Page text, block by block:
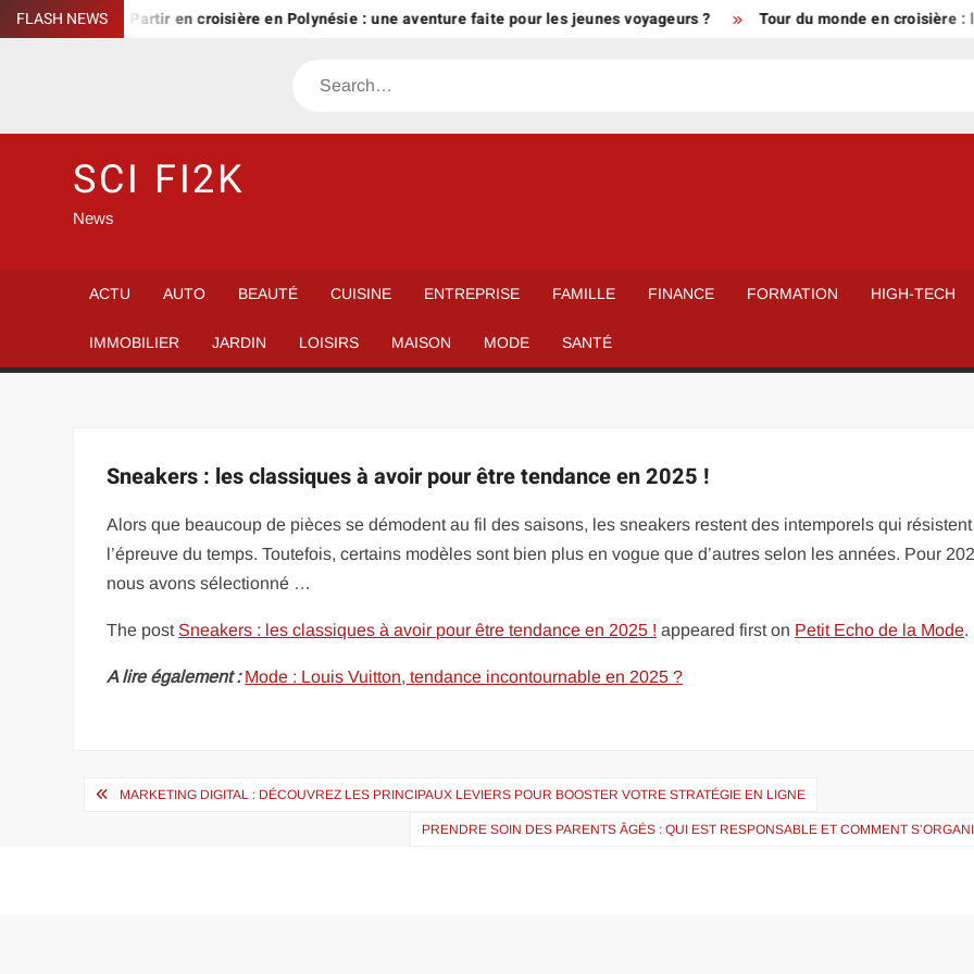
Skip
to
FLASH NEWS
? Partir en croisière en Polynésie : une aventure faite pour les jeunes voyageurs ? Tour du monde en croisière :
Search
SCI FI2K
News
ACTU AUTO BEAUTÉ CUISINE ENTREPRISE FAMILLE FINANCE FORMATION HIGH-TECH
IMMOBILIER JARDIN LOISIRS MAISON MODE SANTÉ
Sneakers : les classiques à avoir pour être tendance en 2025 !
Alors que beaucoup de pièces se démodent au fil des saisons, les sneakers restent des intemporels qui résistent
l’épreuve du temps. Toutefois, certains modèles sont bien plus en vogue que d’autres selon les années. Pour
nous avons sélectionné …
The post Sneakers : les classiques à avoir pour être tendance en 2025 ! appeared first on Petit Echo de la Mode.
A lire également : Mode : Louis Vuitton, tendance incontournable en 2025 ?
Navigation
MARKETING DIGITAL : DÉCOUVREZ LES PRINCIPAUX LEVIERS POUR BOOSTER VOTRE STRATÉGIE EN LIGNE
PRENDRE SOIN DES PARENTS ÂGÉS : QUI EST RESPONSABLE ET COMMENT